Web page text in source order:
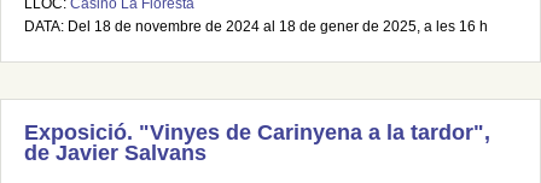
LLOC: Casino La Floresta
DATA: Del 18 de novembre de 2024 al 18 de gener de 2025, a les 16 h
Exposició. "Vinyes de Carinyena a la tardor",
de Javier Salvans